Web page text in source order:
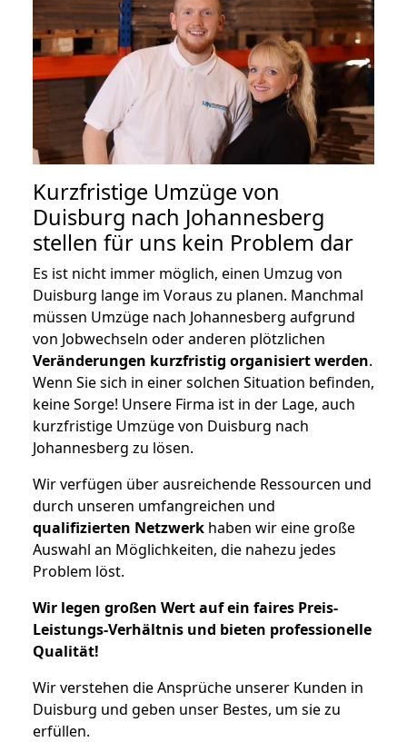
Kurzfristige Umzüge von
Duisburg nach Johannesberg
stellen für uns kein Problem dar
Es ist nicht immer möglich, einen Umzug von
Duisburg lange im Voraus zu planen. Manchmal
müssen Umzüge nach Johannesberg aufgrund
von Jobwechseln oder anderen plötzlichen
Veränderungen kurzfristig organisiert werden.
Wenn Sie sich in einer solchen Situation befinden,
keine Sorge! Unsere Firma ist in der Lage, auch
kurzfristige Umzüge von Duisburg nach
Johannesberg zu lösen.
Wir verfügen über ausreichende Ressourcen und
durch unseren umfangreichen und
qualifizierten Netzwerk haben wir eine große
Auswahl an Möglichkeiten, die nahezu jedes
Problem löst.
Wir legen großen Wert auf ein faires Preis-
Leistungs-Verhältnis und bieten professionelle
Qualität!
Wir verstehen die Ansprüche unserer Kunden in
Duisburg und geben unser Bestes, um sie zu
erfüllen.